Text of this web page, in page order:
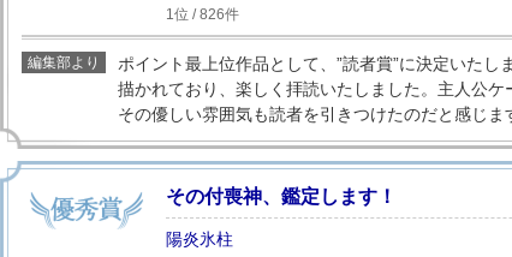
1位 / 826件
編集部より
ポイント最上位作品として、”読者賞”に決定いた
描かれており、楽しく拝読いたしました。主人公ケ
その優しい雰囲気も読者を引きつけたのだと感じま
その付喪神、鑑定します！
陽炎氷柱